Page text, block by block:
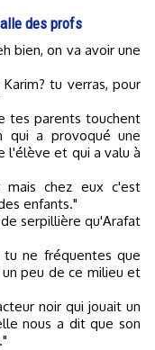
des profs
bien, on va avoir une
tu verras, pour
tes parents touchent
qui a provoqué une
l'élève et qui a valu à
chez eux c'est
enfants."
serpillière qu'Arafat
ne fréquentes que
peu de ce milieu et
noir qui jouait un
nous a dit que son